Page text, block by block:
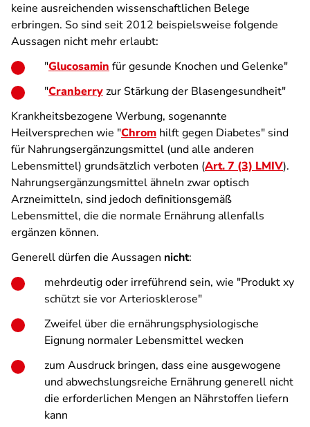
keine ausreichenden wissenschaftlichen Belege
erbringen. So sind seit 2012 beispielsweise folgende
Aussagen nicht mehr erlaubt:
"Glucosamin für gesunde Knochen und Gelenke"
"Cranberryzur Stärkung der Blasengesundheit"
Krankheitsbezogene Werbung, sogenannte
Heilversprechen wie "Chrom hilft gegen Diabetes" sind
für Nahrungsergänzungsmittel (und alle anderen
Lebensmittel) grundsätzlich verboten (Art. 7 (3) LMIV).
Nahrungsergänzungsmittel ähneln zwar optisch
Arzneimitteln, sind jedoch definitionsgemäß
Lebensmittel, die die normale Ernährung allenfalls
ergänzen können.
Generell dürfen die Aussagen nicht:
mehrdeutig oder irreführend sein, wie "Produkt xy
schützt sie vor Arteriosklerose"
Zweifel über die ernährungsphysiologische
Eignung normaler Lebensmittel wecken
zum Ausdruck bringen, dass eine ausgewogene
und abwechslungsreiche Ernährung generell nicht
die erforderlichen Mengen an Nährstoffen liefern
kann